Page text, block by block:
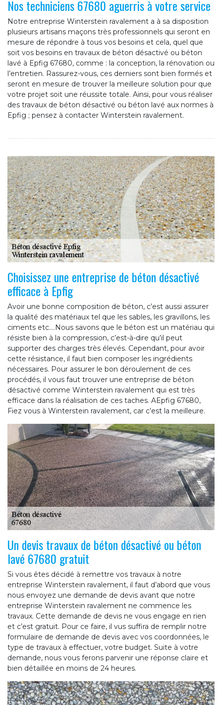
Nos techniciens 67680 aguerris à votre service
Notre entreprise Winterstein ravalement a à sa disposition
plusieurs artisans maçons très professionnels qui seront en
mesure de répondre à tous vos besoins et cela, quel que
soit vos besoins en travaux de béton désactivé ou béton
lavé à Epfig 67680, comme : la conception, la rénovation ou
l’entretien. Rassurez-vous, ces derniers sont bien formés et
seront en mesure de trouver la meilleure solution pour que
votre projet soit une réussite totale. Ainsi, pour vous réaliser
des travaux de béton désactivé ou béton lavé aux normes à
Epfig ; pensez à contacter Winterstein ravalement.
Choisissez une entreprise de béton désactivé
efficace à Epfig
Avoir une bonne composition de béton, c’est aussi assurer
la qualité des matériaux tel que les sables, les gravillons, les
ciments etc.…Nous savons que le béton est un matériau qui
résiste bien à la compression, c’est-à-dire qu’il peut
supporter des charges très élevés. Cependant, pour avoir
cette résistance, il faut bien composer les ingrédients
nécessaires. Pour assurer le bon déroulement de ces
procédés, il vous faut trouver une entreprise de béton
désactivé comme Winterstein ravalement qui est très
efficace dans la réalisation de ces taches. AEpfig 67680,
Fiez vous à Winterstein ravalement, car c’est la meilleure.
Un devis travaux de béton désactivé ou béton
lavé 67680 gratuit
Si vous êtes décidé à remettre vos travaux à notre
entreprise Winterstein ravalement, il faut d’abord que vous
nous envoyez une demande de devis avant que notre
entreprise Winterstein ravalement ne commence les
travaux. Cette demande de devis ne vous engage en rien
et c’est gratuit. Pour ce faire, il vus suffira de remplir notre
formulaire de demande de devis avec vos coordonnées, le
type de travaux à effectuer, votre budget. Suite à votre
demande, nous vous ferons parvenir une réponse claire et
bien détaillée en moins de 24 heures.